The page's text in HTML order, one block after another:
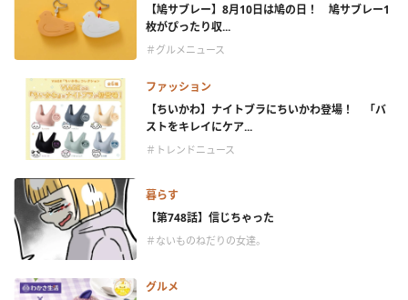
【鳩サブレー】8月10日は鳩の日！ 鳩サブレー1
枚がぴったり収...
＃グルメニュース
ファッション
【ちいかわ】ナイトブラにちいかわ登場！ 「バ
ストをキレイにケア...
＃トレンドニュース
暮らす
【第748話】信じちゃった
＃ないものねだりの女達。
グルメ